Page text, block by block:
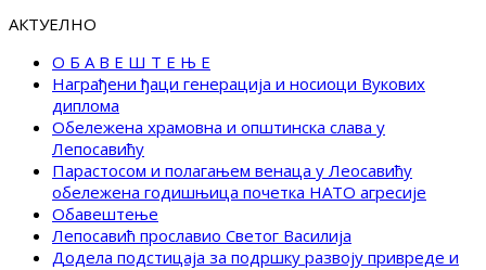
АКТУЕЛНО
О Б А В Е Ш Т Е Њ Е
Награђени ђаци генерација и носиоци Вукових
диплома
Обележена храмовна и општинска слава у
Лепосавићу
Парастосом и полагањем венаца у Леосавићу
обележена годишњица почетка НАТО агресије
Обавештење
Лепосавић прославио Светог Василија
Додела подстицаја за подршку развоју привреде и